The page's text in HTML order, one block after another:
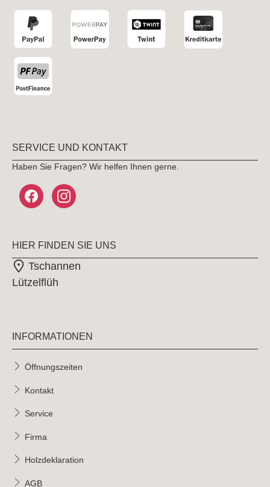
SERVICE UND KONTAKT
Haben Sie Fragen? Wir helfen Ihnen gerne.
HIER FINDEN SIE UNS
Tschannen
Lützelflüh
INFORMATIONEN
Öffnungszeiten
Kontakt
Service
Firma
Holzdeklaration
AGB